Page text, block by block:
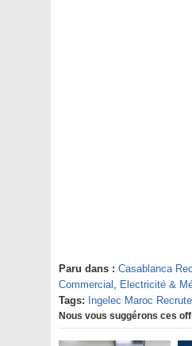
Paru dans : Casablanca
Commercial , Electricité &
Tags: Ingelec Maroc
Nous vous suggérons ces